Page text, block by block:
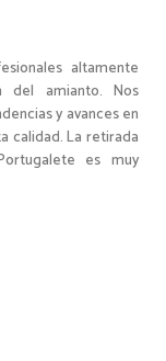
altamente
del amianto. Nos
y avances en
calidad. La retirada
es muy